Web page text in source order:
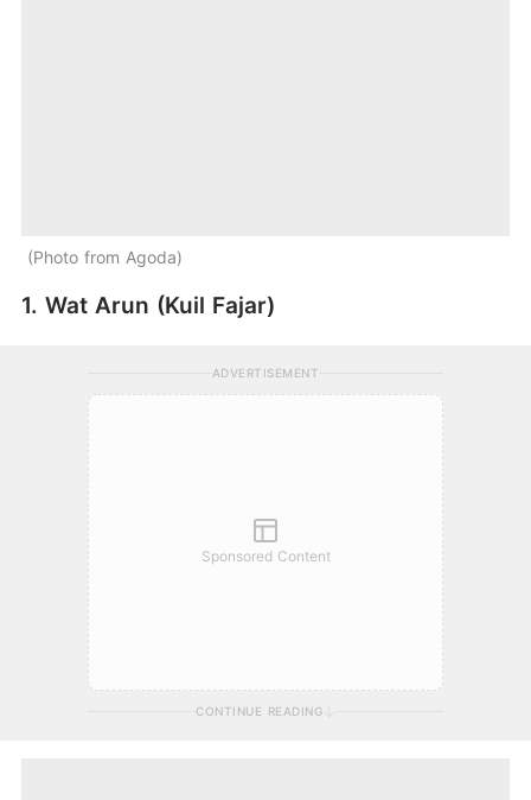
Photo from Agoda
1. Wat Arun (Kuil Fajar)
ADVERTISEMENT
Sponsored Content
CONTINUE READING